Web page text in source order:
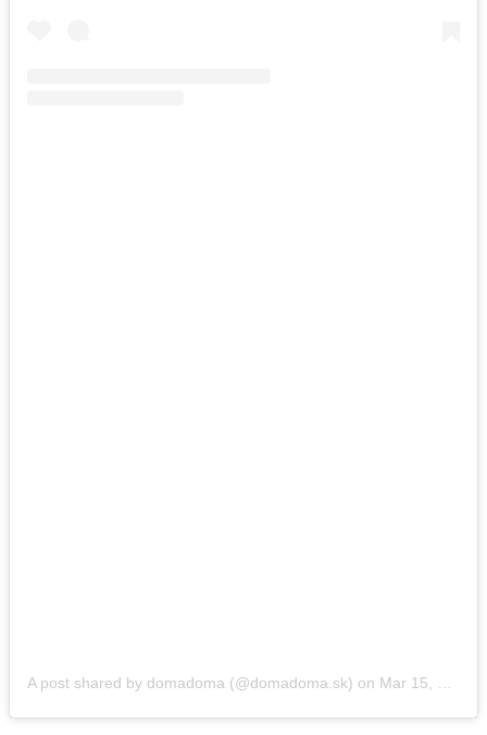
A post shared by domadoma (@domadoma.sk) on Mar 15, 2019 at 4:38am PDT